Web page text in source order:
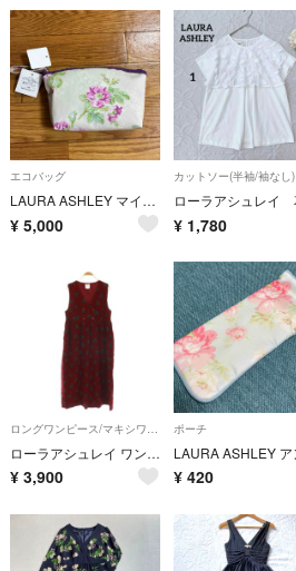
エコバッグ
LAURA ASHLEY マイバックL サンフォード/オーバージーン
¥ 5,000
カットソー(半袖/袖なし)
¥ 1,780
ローラアシュレイ ワンピース ロング ノースリーブ EUR38 ダークレッド
¥ 3,900
ポーチ
¥ 420